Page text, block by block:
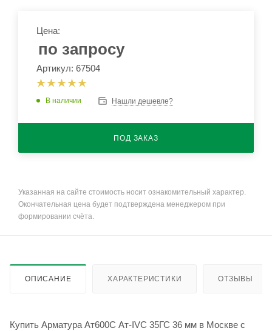
Цена:
по запросу
Артикул: 67504
В наличии Нашли дешевле?
ПОД ЗАКАЗ
Указанная на сайте стоимость носит ознакомительный характер.
Окончательная цена будет подтверждена менеджером при
формировании счёта.
ОПИСАНИЕ ХАРАКТЕРИСТИКИ ОТЗЫВЫ
Купить Арматура Ат600С Ат-IVС 35ГС 36 мм в Москве с